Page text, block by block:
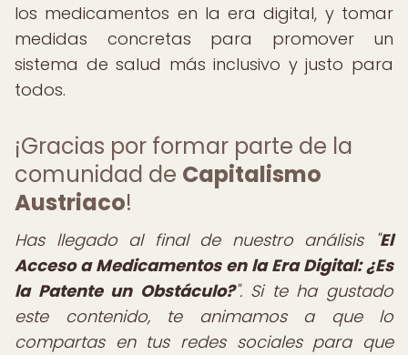
los medicamentos en la era digital, y tomar
medidas concretas para promover un
sistema de salud más inclusivo y justo para
todos.
¡Gracias por formar parte de la
comunidad de Capitalismo
Austriaco!
Has llegado al final de nuestro análisis "El
Acceso a Medicamentos en la Era Digital: ¿Es
la Patente un Obstáculo?". Si te ha gustado
este contenido, te animamos a que lo
compartas en tus redes sociales para que